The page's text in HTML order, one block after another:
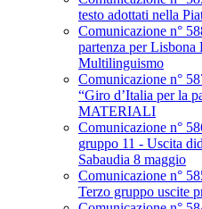
testo adottati nella
Comunicazione n°
partenza per
Multilinguismo
Comunicazione n°
“Giro d’Italia per la
MATERIALI
Comunicazione n°
gruppo 11 - Uscita
Sabaudia 8 maggio
Comunicazione n°
Terzo gruppo uscite